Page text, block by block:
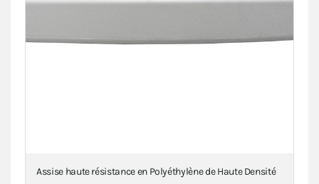
Assise haute résistance en Polyéthylène de Haute Densité